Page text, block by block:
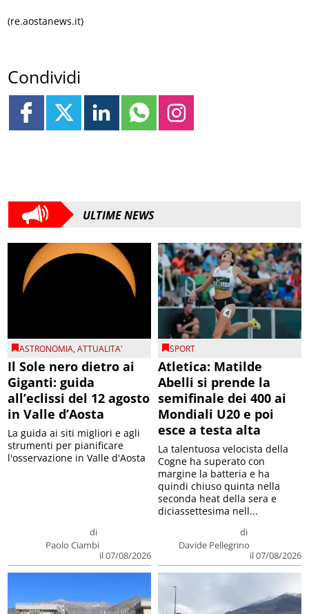
(re.aostanews.it)
Condividi
ULTIME NEWS
ASTRONOMIA,ATTUALITA'
Il Sole nero dietro ai
Giganti: guida
all’eclissi del 12 agosto
in Valle d’Aosta
di
Paolo Ciambi
il 07/08/2026
La guida ai siti migliori e agli
strumenti per pianificare
l'osservazione in Valle d'Aosta
SPORT
Atletica: Matilde
Abelli si prende la
semifinale dei 400 ai
Mondiali U20 e poi
esce a testa alta
di
Davide Pellegrino
il 07/08/2026
La talentuosa velocista della
Cogne ha superato con
margine la batteria e ha
quindi chiuso quinta nella
seconda heat della sera e
diciassettesima nell...